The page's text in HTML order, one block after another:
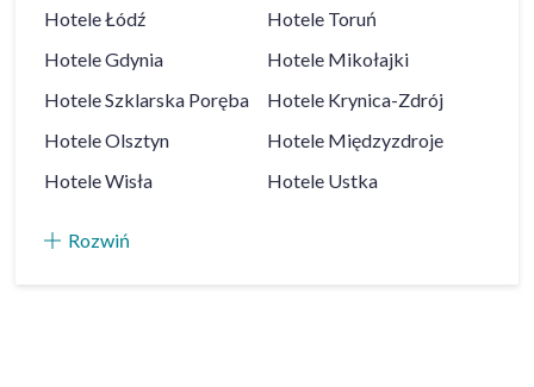
HoteleŁódź Hotele Toruń
HoteleGdynia Hotele Mikołajki
HoteleSzklarska Poręba Hotele Krynica-Zdrój
HoteleOlsztyn Hotele Międzyzdroje
HoteleWisła Hotele Ustka
Rozwiń